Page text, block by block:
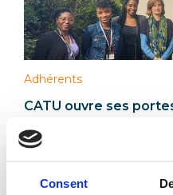
Consent
Adhérents
CATU ouvre ses
Catherine Emmanuel,
ROSAN et Héloïse
Lire l’article